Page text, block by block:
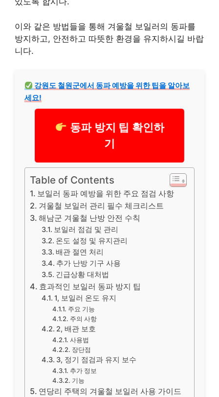
이와 같은 방법들을 통해 겨울철 보일러의 동파를
방지하고, 안전하고 따뜻한 환경을 유지하시길 바랍
니다.
강원도 철원군에서 동파 예방을 위한 팁을 알아보
세요!
동파 방지 팁 확인하
기
Table of Contents
보일러 동파 예방을 위한 주요 점검 사항
겨울철 보일러 관리 필수 체크리스트
해남군 겨울철 난방 안전 수칙
보일러 점검 및 관리
온도 설정 및 유지관리
배관 절연 처리
추가 난방 기구 사용
긴급상황 대처법
효과적인 보일러 동파 방지 팁
1, 보일러 온도 유지
주요 기능
주의 사항
2, 배관 보호
사용법
장단점
3, 정기 점검과 유지 보수
추가 정보
기능
연당리 주택의 겨울철 보일러 사용 가이드